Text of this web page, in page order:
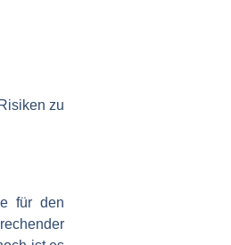
zu
für den